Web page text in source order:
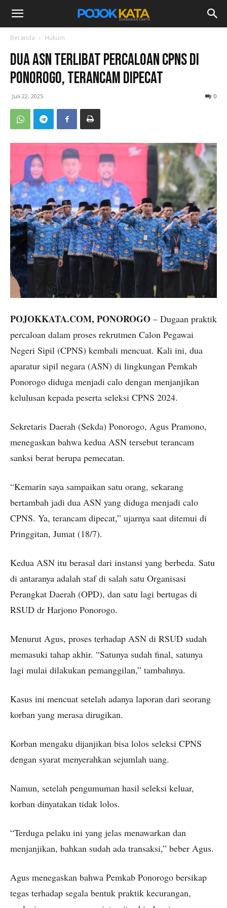
Beranda Hukum
Dua ASN Terlibat Percaloan CPNS di
Ponorogo, Terancam Dipecat
Juli 22, 2025 0
POJOKKATA.COM, PONOROGO – Dugaan praktik
percaloan dalam proses rekrutmen Calon Pegawai
Negeri Sipil (CPNS) kembali mencuat. Kali ini, dua
aparatur sipil negara (ASN) di lingkungan Pemkab
Ponorogo diduga menjadi calo dengan menjanjikan
kelulusan kepada peserta seleksi CPNS 2024.
Sekretaris Daerah (Sekda) Ponorogo, Agus Pramono,
menegaskan bahwa kedua ASN tersebut terancam
sanksi berat berupa pemecatan.
“Kemarin saya sampaikan satu orang, sekarang
bertambah jadi dua ASN yang diduga menjadi calo
CPNS. Ya, terancam dipecat,” ujarnya saat ditemui di
Pringgitan, Jumat (18/7).
Kedua ASN itu berasal dari instansi yang berbeda. Satu
di antaranya adalah staf di salah satu Organisasi
Perangkat Daerah (OPD), dan satu lagi bertugas di
RSUD dr Harjono Ponorogo.
Menurut Agus, proses terhadap ASN di RSUD sudah
memasuki tahap akhir. “Satunya sudah final, satunya
lagi mulai dilakukan pemanggilan,” tambahnya.
Kasus ini mencuat setelah adanya laporan dari seorang
korban yang merasa dirugikan.
Korban mengaku dijanjikan bisa lolos seleksi CPNS
dengan syarat menyerahkan sejumlah uang.
Namun, setelah pengumuman hasil seleksi keluar,
korban dinyatakan tidak lolos.
“Terduga pelaku ini yang jelas menawarkan dan
menjanjikan, bahkan sudah ada transaksi,” beber Agus.
Agus menegaskan bahwa Pemkab Ponorogo bersikap
tegas terhadap segala bentuk praktik kecurangan,